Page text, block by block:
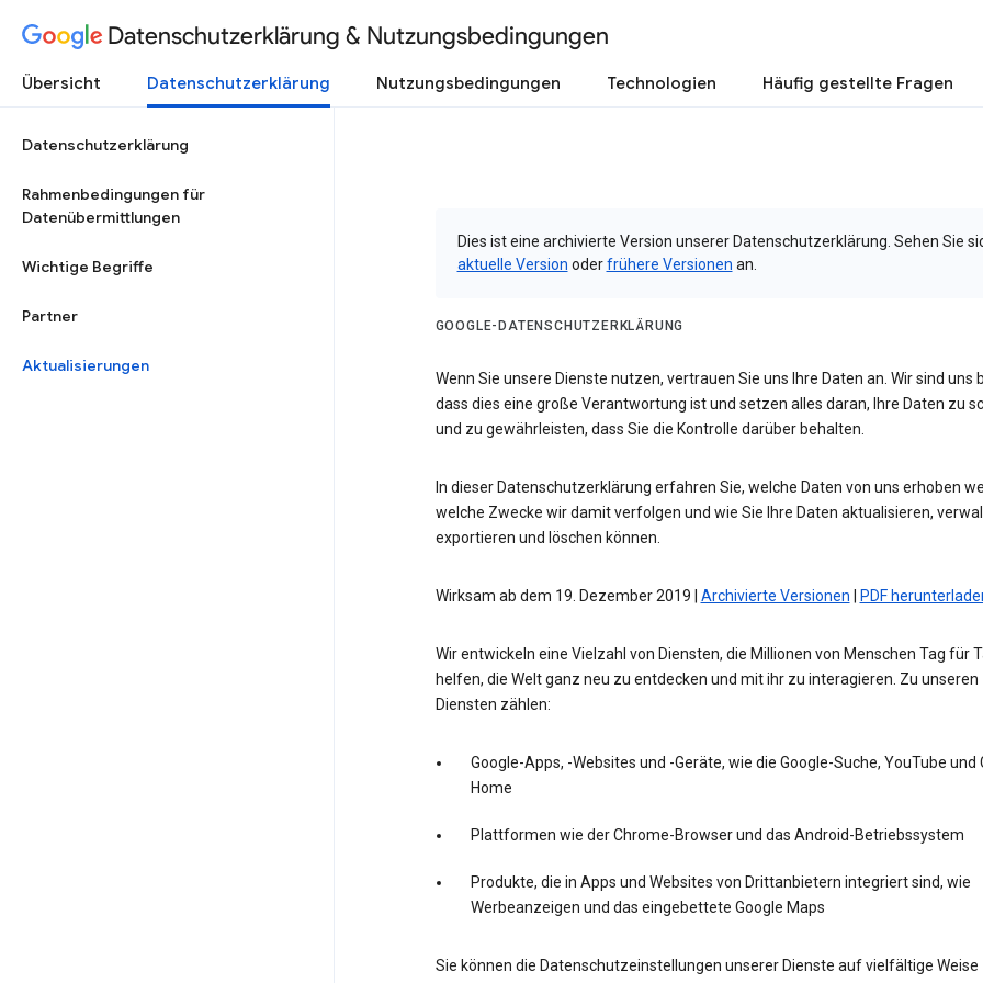
Datenschutzerklärung & Nutzungsbedingungen
Übersicht Datenschutzerklärung Nutzungsbedingungen Technologien Häufig gestellte Fragen
Datenschutzerklärung
Rahmenbedingungen für
Datenübermittlungen
Wichtige Begriffe
Partner
Aktualisierungen
Dies ist eine archivierte Version unserer Datenschutzerklärung. Sehen Sie
aktuelle Version oderfrühere Versionen an.
GOOGLE-DATENSCHUTZERKLÄRUNG
Wenn Sie unsere Dienste nutzen, vertrauen Sie uns Ihre Daten an. Wir sind uns
dass dies eine große Verantwortung ist und setzen alles daran, Ihre Daten zu
und zu gewährleisten, dass Sie die Kontrolle darüber behalten.
In dieser Datenschutzerklärung erfahren Sie, welche Daten von uns erhoben
welche Zwecke wir damit verfolgen und wie Sie Ihre Daten aktualisieren,
exportieren und löschen können.
Wirksam ab dem 19. Dezember 2019 | Archivierte Versionen PDF
Wir entwickeln eine Vielzahl von Diensten, die Millionen von Menschen Tag für
helfen, die Welt ganz neu zu entdecken und mit ihr zu interagieren. Zu unseren
Diensten zählen:
Google-Apps, -Websites und -Geräte, wie die Google-Suche, YouTube und
Home
Plattformen wie der Chrome-Browser und das Android-Betriebssystem
Produkte, die in Apps und Websites von Drittanbietern integriert sind, wie
Werbeanzeigen und das eingebettete Google Maps
Sie können die Datenschutzeinstellungen unserer Dienste auf vielfältige Weise